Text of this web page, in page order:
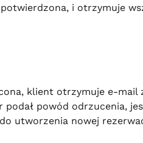
i otrzymuje
klient otrzymuje e-mail
powód odrzucenia,
utworzenia nowej